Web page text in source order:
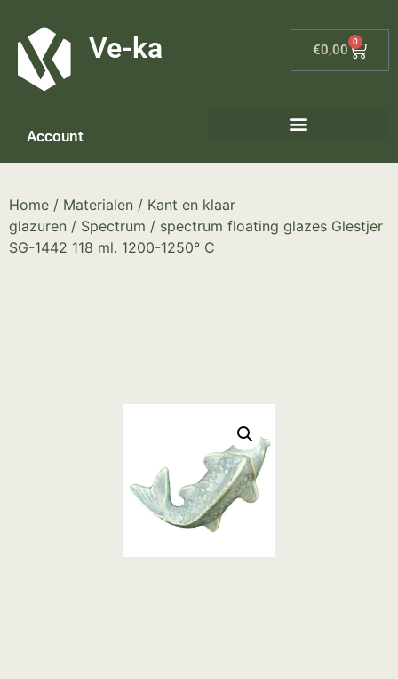
Ve-ka €0,00
0
Account
Home / Materialen / Kant en klaar
glazuren / Spectrum / spectrum floating glazes Glestjer
SG-1442 118 ml. 1200-1250° C